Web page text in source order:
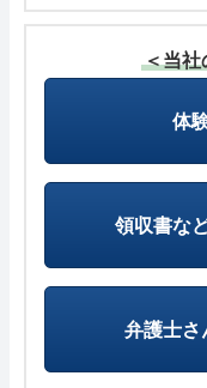
＜当社
体
領収書な
弁護士